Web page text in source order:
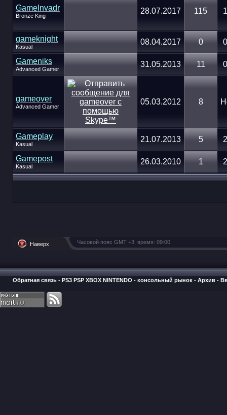
GameInvadr
Bronze King
28.07.2017 115
gameknight
Kasual
08.04.2017 0
Gameniks
Advanced Gamer
31.05.2013 11
gameover
Advanced Gamer
05.03.2012 8
Gameplay
Kasual
21.07.2013 5
Gamepost
Kasual
26.03.2010 1
Наверх Часовой пояс GMT +3, время: 09:00
Обратная связь - PS3 PSP XBOX NINTENDO - консольный рынок - Архив -